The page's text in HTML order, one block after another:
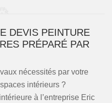
DEVIS PEINTURE
PRÉPARÉ PAR
nécessités par votre
intérieurs ?
à l’entreprise Eric